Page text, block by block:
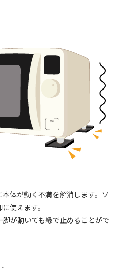
体が動く不満を解消します。ソ
使えます。
が動いても縁で止めることがで